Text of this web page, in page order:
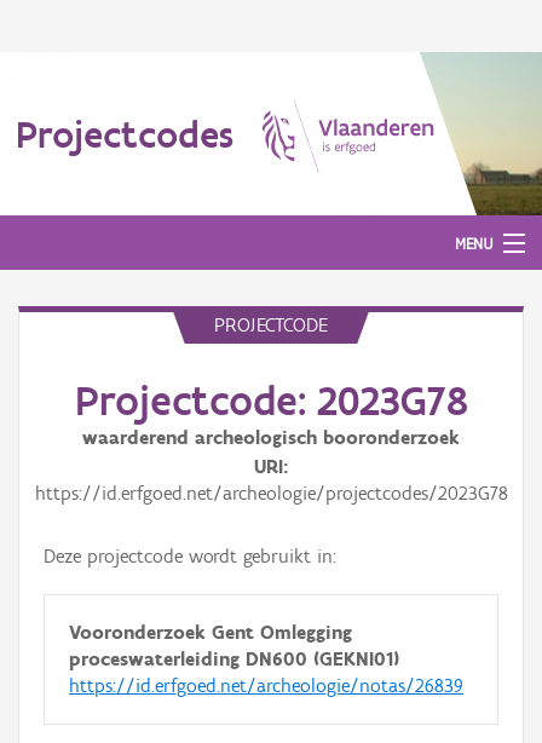
Projectcodes
MENU
PROJECTCODE
Projectcode: 2023G78
waarderend archeologisch booronderzoek
URI
https://id.erfgoed.net/archeologie/projectcodes/2023G78
Deze projectcode wordt gebruikt in:
Vooronderzoek Gent Omlegging
proceswaterleiding DN600 (GEKNI01)
https://id.erfgoed.net/archeologie/notas/26839